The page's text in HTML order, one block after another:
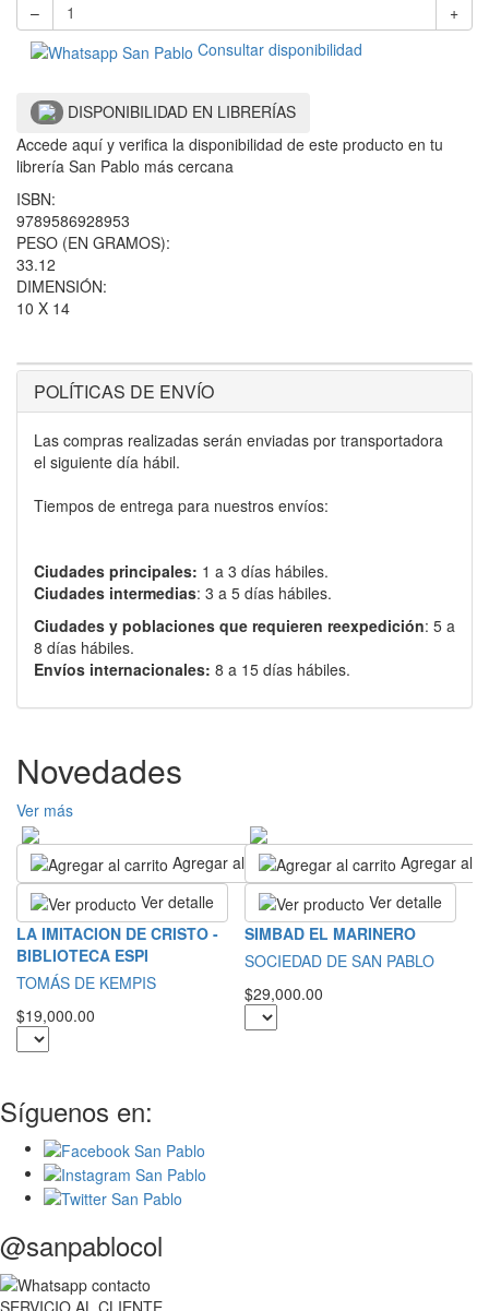
–
+
Consultar disponibilidad
DISPONIBILIDAD EN LIBRERÍAS
Accede aquí y verifica la disponibilidad de este producto en tu
librería San Pablo más cercana
ISBN:
9789586928953
PESO (EN GRAMOS):
33.12
DIMENSIÓN:
10 X 14
POLÍTICAS DE ENVÍO
Las compras realizadas serán enviadas por transportadora
el siguiente día hábil.
Tiempos de entrega para nuestros envíos:
Ciudades principales: 1 a 3 días hábiles.
Ciudades intermedias: 3 a 5 días hábiles.
Ciudades y poblaciones que requieren reexpedición: 5 a
8 días hábiles.
Envíos internacionales: 8 a 15 días hábiles.
Novedades
Ver más
Agregar al carrito
Ver detalle
LA IMITACION DE CRISTO -
BIBLIOTECA ESPI
TOMÁS DE KEMPIS
$19,000.00
Agregar al
Ver detalle
SIMBAD EL MARINERO
SOCIEDAD DE SAN PABLO
$29,000.00
Síguenos en:
@sanpablocol
SERVICIO AL CLIENTE